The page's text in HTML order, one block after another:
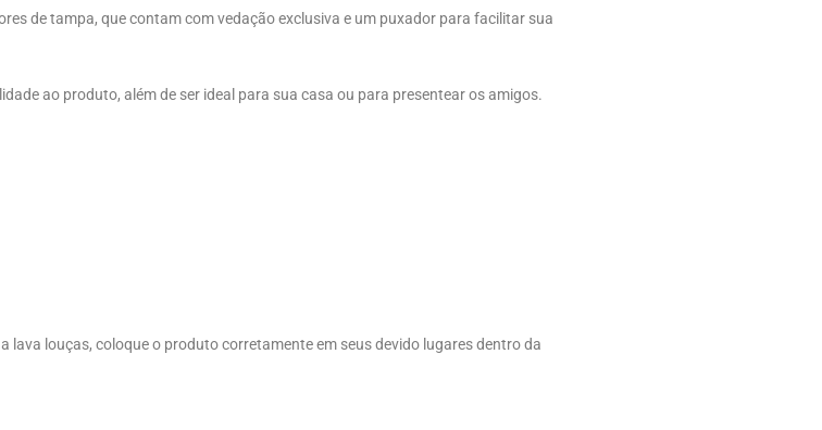
de tampa, que contam com vedação exclusiva e um puxador para facilitar sua
ao produto, além de ser ideal para sua casa ou para presentear os amigos.
louças, coloque o produto corretamente em seus devido lugares dentro da